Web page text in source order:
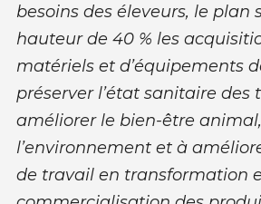
besoins des éleveurs, le plan
hauteur de 40 % les
matériels et d’équipements
préserver l’état sanitaire des
améliorer le bien-être
l’environnement et à
de travail en transformation